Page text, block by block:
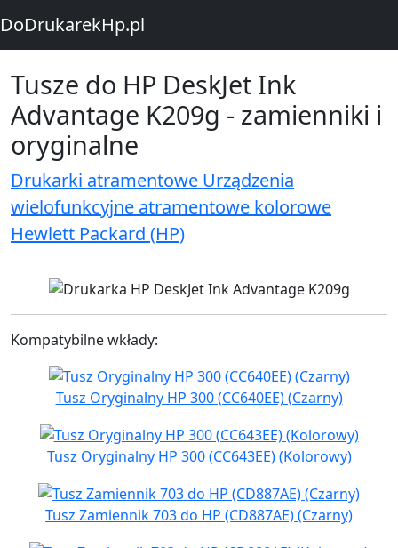
DoDrukarekHp.pl
Tusze do HP DeskJet Ink
Advantage K209g - zamienniki i
oryginalne
Drukarki atramentowe Urządzenia
wielofunkcyjne atramentowe kolorowe
Hewlett Packard (HP)
Kompatybilne wkłady:
Tusz Oryginalny HP 300 (CC640EE) (Czarny)
Tusz Oryginalny HP 300 (CC643EE) (Kolorowy)
Tusz Zamiennik 703 do HP (CD887AE) (Czarny)